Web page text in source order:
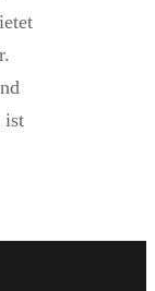
ist